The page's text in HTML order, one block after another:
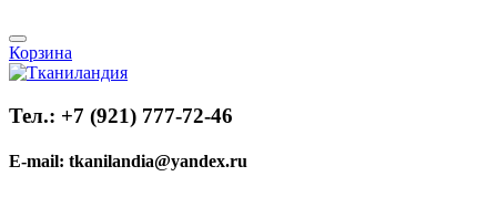
Корзина
Тел.: +7 (921) 777-72-46
E-mail: tkanilandia@yandex.ru